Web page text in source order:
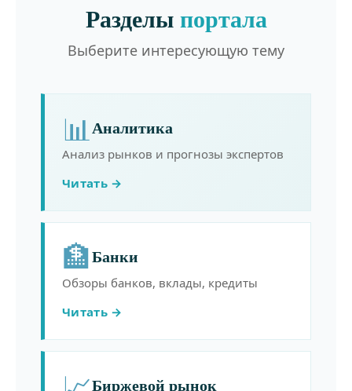
Разделыпортала
Выберите интересующую тему
📊 Аналитика
Анализ рынков и прогнозы экспертов
Читать →
🏦Банки
Обзоры банков, вклады, кредиты
Читать →
Биржевой рынок